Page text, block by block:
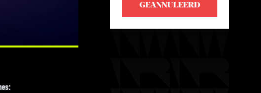
GEANNULEERD